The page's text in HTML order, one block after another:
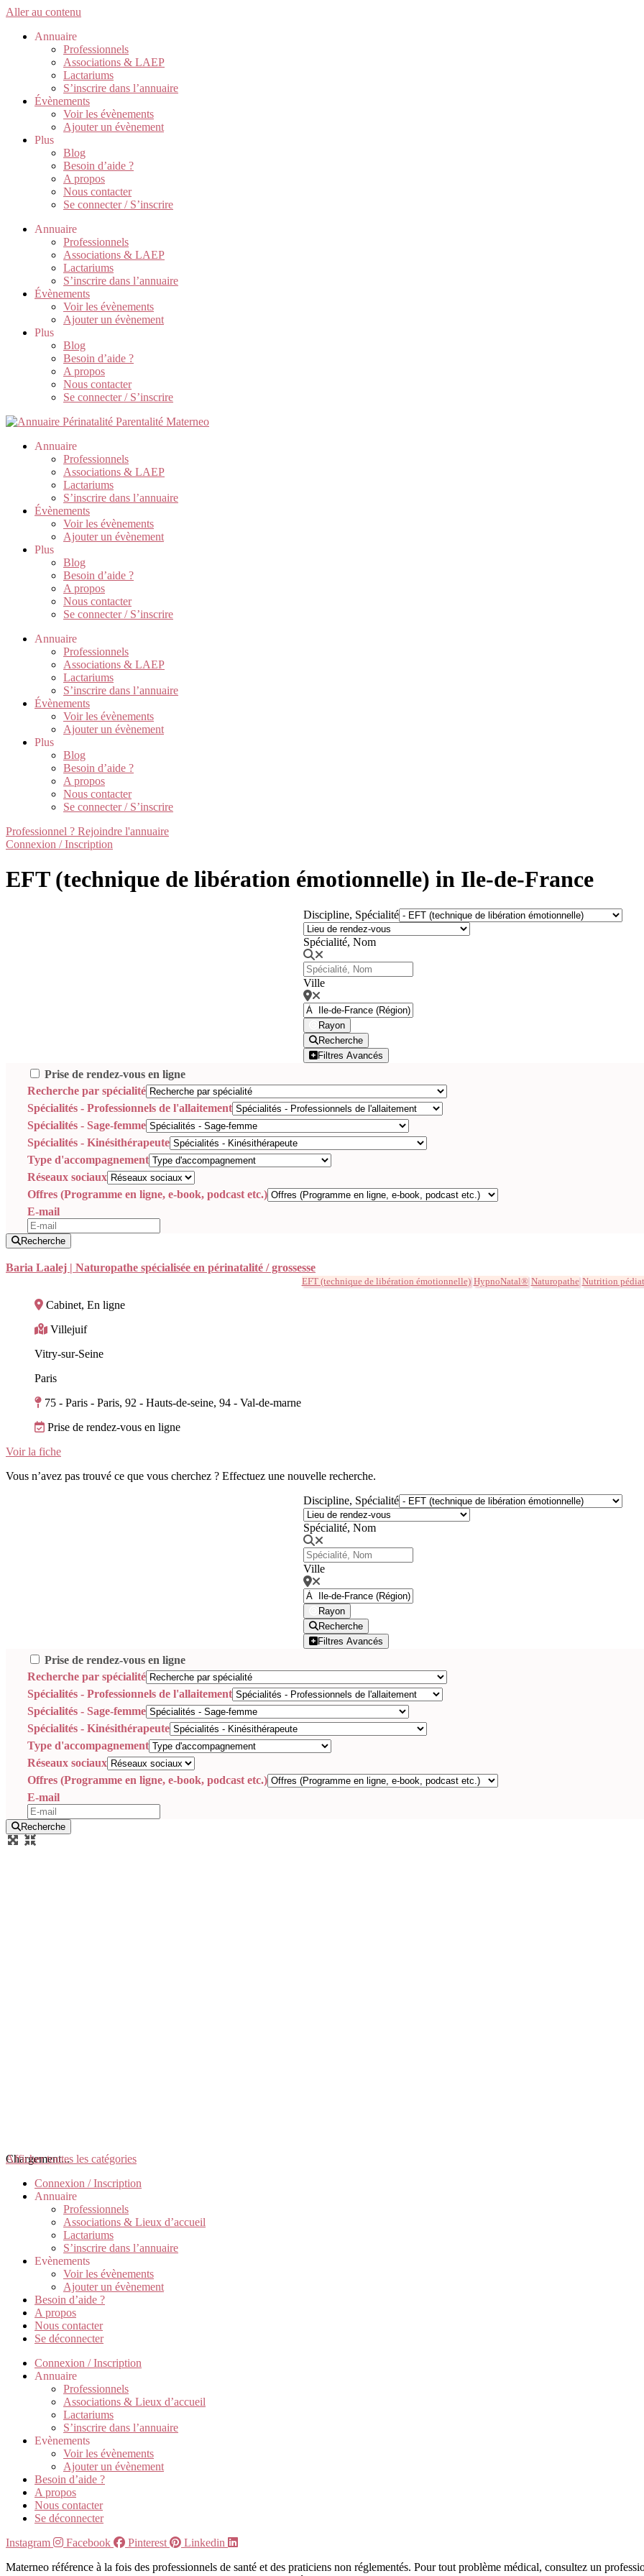
Aller au contenu
Annuaire
Professionnels
Associations & LAEP
Lactariums
S’inscrire dans l’annuaire
Évènements
Voir les évènements
Ajouter un évènement
Plus
Blog
Besoin d’aide ?
A propos
Nous contacter
Se connecter / S’inscrire
Annuaire
Professionnels
Associations & LAEP
Lactariums
S’inscrire dans l’annuaire
Évènements
Voir les évènements
Ajouter un évènement
Plus
Blog
Besoin d’aide ?
A propos
Nous contacter
Se connecter / S’inscrire
Annuaire
Professionnels
Associations & LAEP
Lactariums
S’inscrire dans l’annuaire
Évènements
Voir les évènements
Ajouter un évènement
Plus
Blog
Besoin d’aide ?
A propos
Nous contacter
Se connecter / S’inscrire
Annuaire
Professionnels
Associations & LAEP
Lactariums
S’inscrire dans l’annuaire
Évènements
Voir les évènements
Ajouter un évènement
Plus
Blog
Besoin d’aide ?
A propos
Nous contacter
Se connecter / S’inscrire
Professionnel ? Rejoindre l'annuaire
Connexion / Inscription
EFT (technique de libération émotionnelle) in Ile-de-France
Discipline, Spécialité
Spécialité, Nom
Ville
Rayon
Recherche
Filtres Avancés
Prise de rendez-vous en ligne
Recherche par spécialité
Spécialités - Professionnels de l'allaitement
Spécialités - Sage-femme
Spécialités - Kinésithérapeute
Type d'accompagnement
Réseaux sociaux
Offres (Programme en ligne, e-book, podcast etc.)
E-mail
Recherche
Baria Laalej | Naturopathe spécialisée en périnatalité / grossesse
EFT (technique de libération émotionnelle) HypnoNatal® Naturopathe Nutrition
Cabinet, En ligne
Villejuif
Vitry-sur-Seine
Paris
75 - Paris - Paris, 92 - Hauts-de-seine, 94 - Val-de-marne
Prise de rendez-vous en ligne
Voir la fiche
Vous n’avez pas trouvé ce que vous cherchez ? Effectuez une nouvelle recherche.
Discipline, Spécialité
Spécialité, Nom
Ville
Rayon
Recherche
Filtres Avancés
Prise de rendez-vous en ligne
Recherche par spécialité
Spécialités - Professionnels de l'allaitement
Spécialités - Sage-femme
Spécialités - Kinésithérapeute
Type d'accompagnement
Réseaux sociaux
Offres (Programme en ligne, e-book, podcast etc.)
E-mail
Recherche
Chargement...
Afficher toutes les catégories
Connexion / Inscription
Annuaire
Professionnels
Associations & Lieux d’accueil
Lactariums
S’inscrire dans l’annuaire
Evènements
Voir les évènements
Ajouter un évènement
Besoin d’aide ?
A propos
Nous contacter
Se déconnecter
Connexion / Inscription
Annuaire
Professionnels
Associations & Lieux d’accueil
Lactariums
S’inscrire dans l’annuaire
Evènements
Voir les évènements
Ajouter un évènement
Besoin d’aide ?
A propos
Nous contacter
Se déconnecter
Instagram
Facebook Pinterest
Linkedin
Materneo référence à la fois des professionnels de santé et des praticiens non réglementés. Pour tout problème médical, consultez un